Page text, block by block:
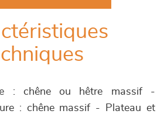
: chêne ou hêtre massif -
: chêne massif - Plateau et